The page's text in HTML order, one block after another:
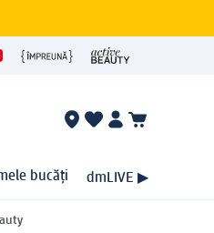
bucăți dmLIVE ▶